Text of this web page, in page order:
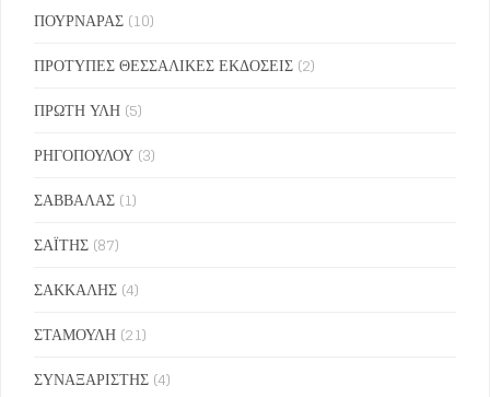
ΠΟΥΡΝΑΡΑΣ (10)
ΠΡΟΤΥΠΕΣ ΘΕΣΣΑΛΙΚΕΣ ΕΚΔΟΣΕΙΣ (2)
ΠΡΩΤΗ ΥΛΗ (5)
ΡΗΓΟΠΟΥΛΟΥ (3)
ΣΑΒΒΑΛΑΣ (1)
ΣΑΪΤΗΣ (87)
ΣΑΚΚΑΛΗΣ (4)
ΣΤΑΜΟΥΛΗ (21)
ΣΥΝΑΞΑΡΙΣΤΗΣ (4)